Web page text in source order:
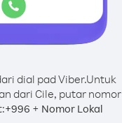
dial pad Viber.Untuk
dari Cile, putar nomor
+996 + Nomor Lokal